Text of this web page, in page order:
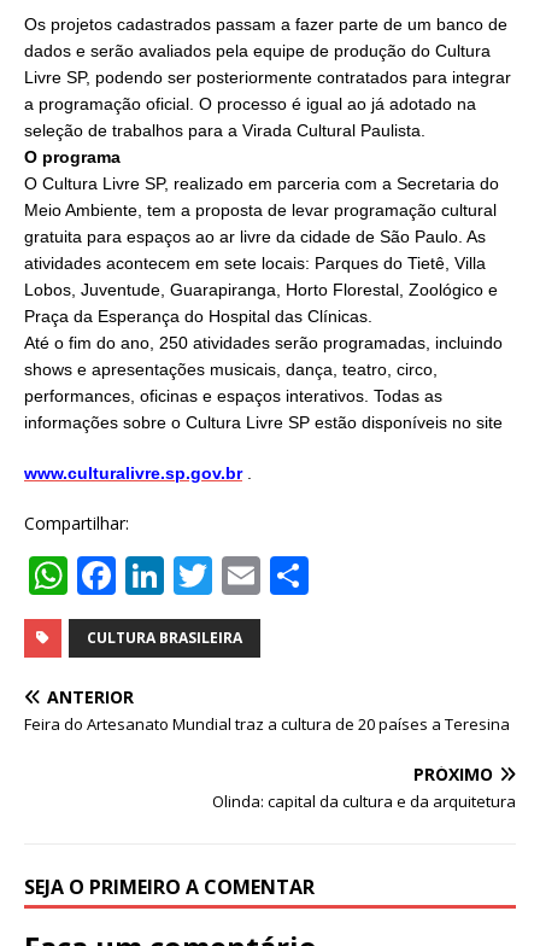
Os projetos cadastrados passam a fazer parte de um banco de
dados e serão avaliados pela equipe de produção do Cultura
Livre SP, podendo ser posteriormente contratados para integrar
a programação oficial. O processo é igual ao já adotado na
seleção de trabalhos para a Virada Cultural Paulista.
O programa
O Cultura Livre SP, realizado em parceria com a Secretaria do
Meio Ambiente, tem a proposta de levar programação cultural
gratuita para espaços ao ar livre da cidade de São Paulo. As
atividades acontecem em sete locais: Parques do Tietê, Villa
Lobos, Juventude, Guarapiranga, Horto Florestal, Zoológico e
Praça da Esperança do Hospital das Clínicas.
Até o fim do ano, 250 atividades serão programadas, incluindo
shows e apresentações musicais, dança, teatro, circo,
performances, oficinas e espaços interativos. Todas as
informações sobre o Cultura Livre SP estão disponíveis no site
www.culturalivre.sp.gov.br
Compartilhar:
W
h
at
s
A
F
a
c
e
b
Li
n
k
dI
T
w
it
r
E
CULTURA BRASILEIRA
ANTERIOR
Feira do Artesanato Mundial traz a cultura de 20 países a Teresina
PRÓXIMO
Olinda: capital da cultura e da arquitetura
SEJA O PRIMEIRO A COMENTAR